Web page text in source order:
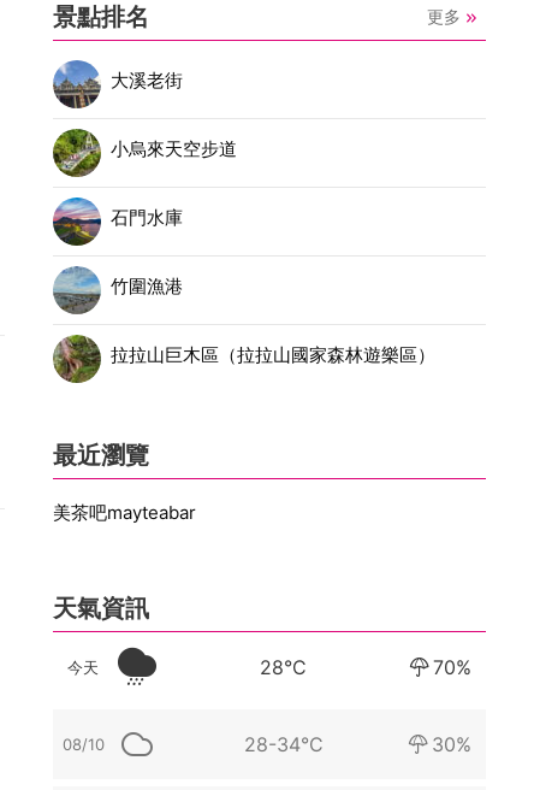
景點排名 更多
大溪老街
小烏來天空步道
石門水庫
竹圍漁港
拉拉山巨木區（拉拉山國家森林遊樂區）
最近瀏覽
美茶吧mayteabar
天氣資訊
今天 28°C 70%
08/10 28-34°C 30%